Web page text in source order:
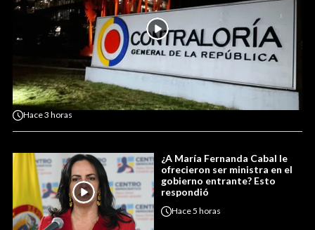
Hace3 horas
¿A María Fernanda Cabal le
ofrecieron ser ministra en el
gobierno entrante? Esto
respondió
Hace5 horas